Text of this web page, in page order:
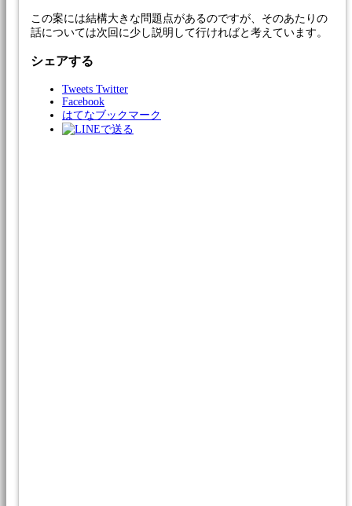
この案には結構大きな問題点があるのですが、そのあたりの
話については次回に少し説明して行ければと考えています。
シェアする
Tweets Twitter
Facebook
はてなブックマーク